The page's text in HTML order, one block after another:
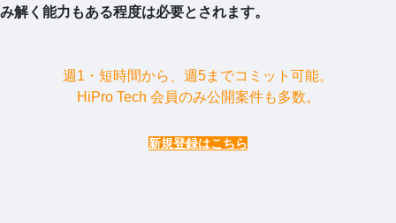
み解く能力もある程度は必要とされます。
週1・短時間から、週5までコミット可能。
HiPro Tech 会員のみ公開案件も多数。
新規登録はこちら